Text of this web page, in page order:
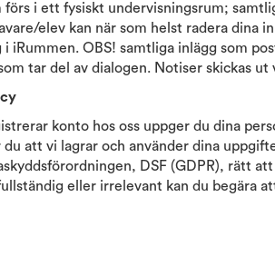
förs i ett fysiskt undervisningsrum;
elev kan när som helst radera dina
i iRummen. OBS! samtliga inlägg som
tar del av dialogen. Notiser skickas ut
konto hos oss uppger du dina
du att vi lagrar och använder dina
DSF (GDPR), rätt
eller irrelevant kan du begära